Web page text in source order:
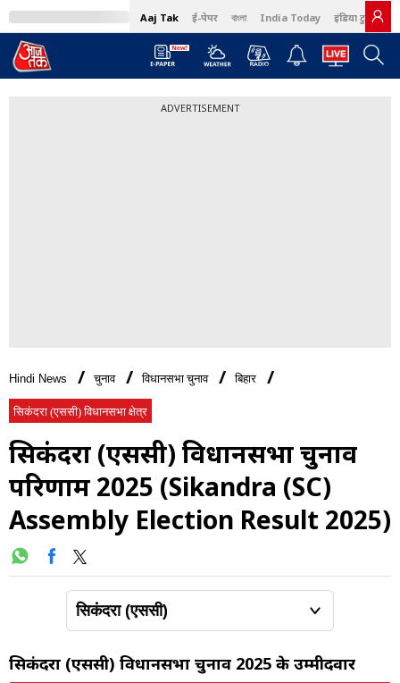
Aaj Tak ई-पेपर বাংলা India Today इंडिया टुडे हिंदी
ADVERTISEMENT
Hindi News चुनाव विधानसभा चुनाव बिहार
सिकंदरा (एससी) विधानसभा क्षेत्र
सिकंदरा (एससी) विधानसभा चुनाव
परिणाम 2025 (Sikandra (SC)
Assembly Election Result 2025)
सिकंदरा (एससी) विधानसभा चुनाव 2025 के उम्मीदवार